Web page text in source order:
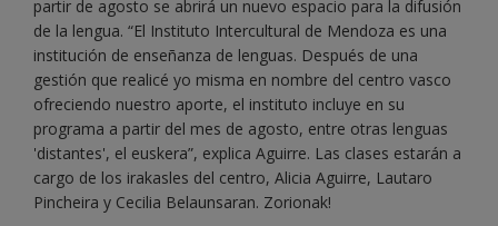
partir de agosto se abrirá un nuevo espacio para la difusión
de la lengua. “El Instituto Intercultural de Mendoza es una
institución de enseñanza de lenguas. Después de una
gestión que realicé yo misma en nombre del centro vasco
ofreciendo nuestro aporte, el instituto incluye en su
programa a partir del mes de agosto, entre otras lenguas
'distantes', el euskera”, explica Aguirre. Las clases estarán a
cargo de los irakasles del centro, Alicia Aguirre, Lautaro
Pincheira y Cecilia Belaunsaran. Zorionak!